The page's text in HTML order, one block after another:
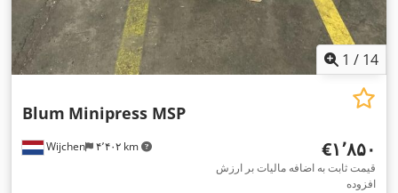
1 / 14
Wijchen ۴٬۴۰۲ km
Blum Minipress MSP
‎€۱٬۸۵۰
قیمت ثابت به اضافه مالیات بر ارزش
افزوده